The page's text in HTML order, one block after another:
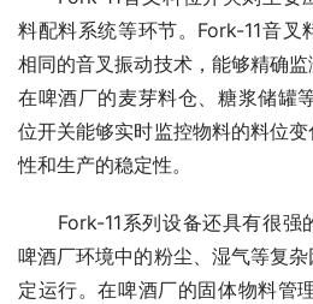
料配料系统等环节。Fork-11音叉
相同的音叉振动技术，能够精确监
在啤酒厂的麦芽料仓、糖浆储罐
位开关能够实时监控物料的料位
性和生产的稳定性。
Fork-11系列设备还具有很强
啤酒厂环境中的粉尘、湿气等复
定运行。在啤酒厂的固体物料管